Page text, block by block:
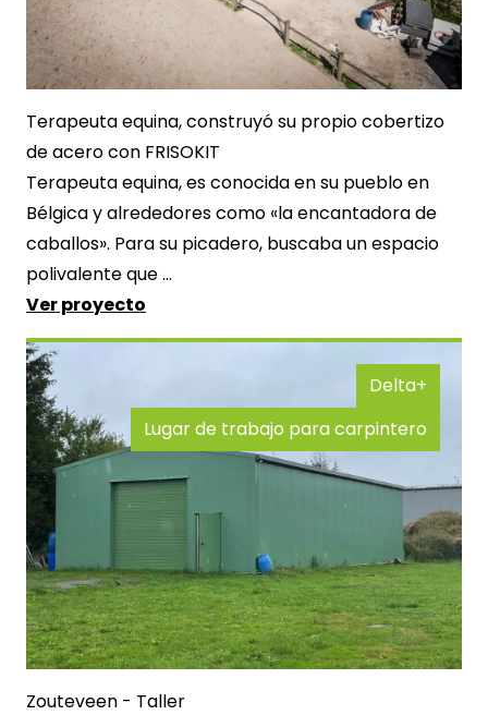
Terapeuta equina, construyó su propio cobertizo
de acero con FRISOKIT
Terapeuta equina, es conocida en su pueblo en
Bélgica y alrededores como «la encantadora de
caballos». Para su picadero, buscaba un espacio
polivalente que ...
Ver proyecto
Delta+
Lugar de trabajo para carpintero
Zouteveen - Taller